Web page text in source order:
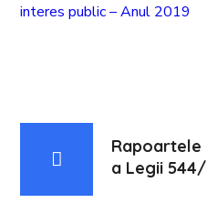
interes public – Anul 2019
Rapoartele
a Legii 544/